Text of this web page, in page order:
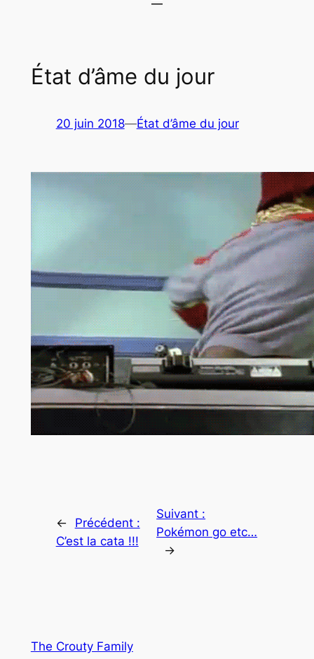
État d’âme du jour
20 juin 2018—État d’âme du jour
←
Précédent :
C’est la cata !!!
Suivant :
Pokémon go etc…
→
The Crouty Family